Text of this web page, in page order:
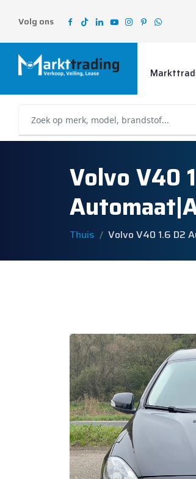
Volg ons
Volvo V40
Thuis Volvo V40 1.6 D2